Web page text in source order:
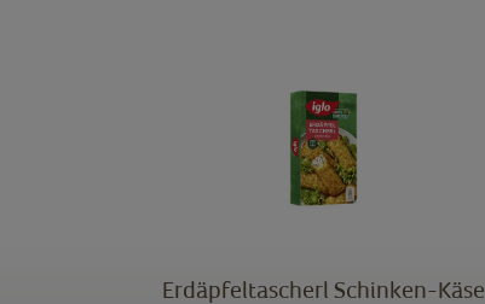
Erdäpfeltascherl Schinken-Käse